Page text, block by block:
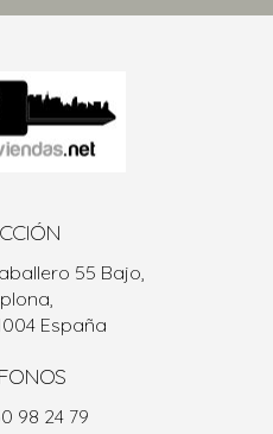
55 Bajo,
España
98 24 79